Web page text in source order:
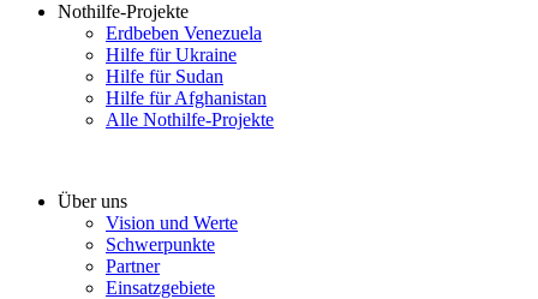
Nothilfe-Projekte
Erdbeben Venezuela
Hilfe für Ukraine
Hilfe für Sudan
Hilfe für Afghanistan
Alle Nothilfe-Projekte
Über uns
Vision und Werte
Schwerpunkte
Partner
Einsatzgebiete